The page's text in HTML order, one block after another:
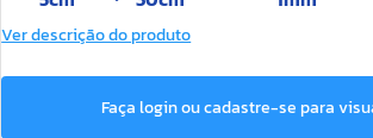
Ver descrição do produto
Faça login ou cadastre-se para